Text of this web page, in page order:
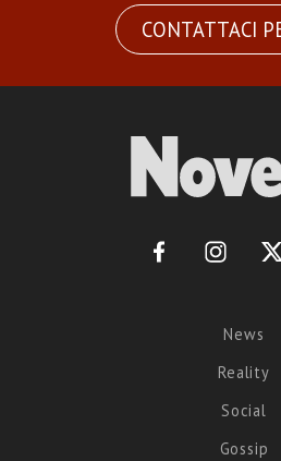
CONTATTACI
News
Reality
Social
Gossip